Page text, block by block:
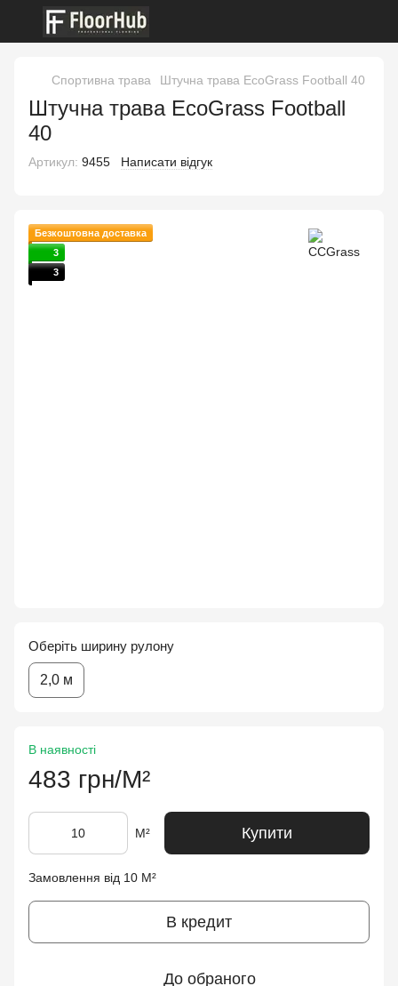
Спортивна трава Штучна трава EcoGrass Football 40
Штучна трава EcoGrass Football
40
Артикул: 9455 Написати відгук
Безкоштовна доставка
3
3
Оберіть ширину рулону
2,0 м
В наявності
483 грн/М²
М² Купити
Замовлення від 10 М²
В кредит
До обраного